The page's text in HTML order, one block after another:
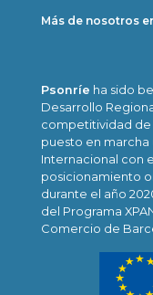
Más de nosotros
Psonríe ha sido
Desarrollo
competitividad de
puesto en marcha
Internacional con
posicionamiento
durante el año
del Programa
Comercio de